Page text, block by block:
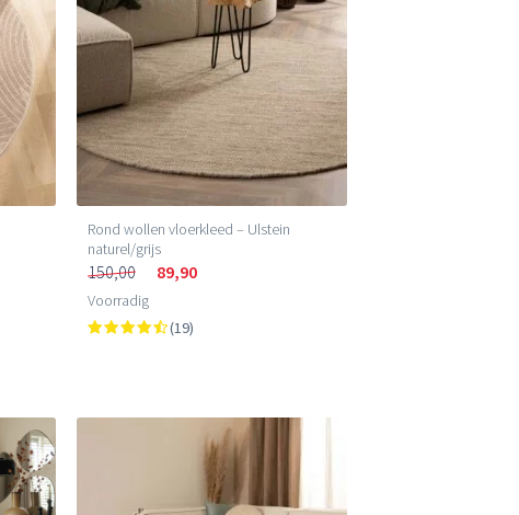
Rond wollen vloerkleed – Ulstein
naturel/grijs
150,00 89,90
Voorradig
(19)